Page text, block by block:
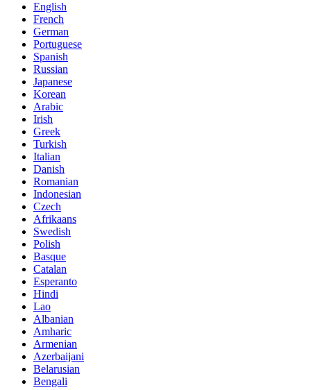
English
French
German
Portuguese
Spanish
Russian
Japanese
Korean
Arabic
Irish
Greek
Turkish
Italian
Danish
Romanian
Indonesian
Czech
Afrikaans
Swedish
Polish
Basque
Catalan
Esperanto
Hindi
Lao
Albanian
Amharic
Armenian
Azerbaijani
Belarusian
Bengali